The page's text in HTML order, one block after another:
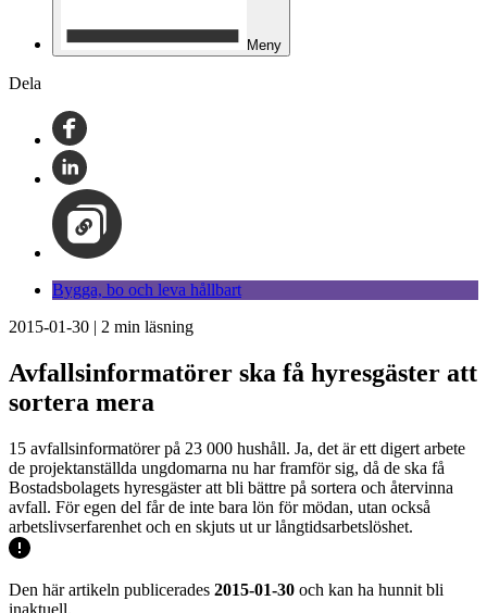
Meny
Dela
Bygga, bo och leva hållbart
2015-01-30 | 2 min läsning
Avfallsinformatörer ska få hyresgäster att
sortera mera
15 avfallsinformatörer på 23 000 hushåll. Ja, det är ett digert arbete
de projektanställda ungdomarna nu har framför sig, då de ska få
Bostadsbolagets hyresgäster att bli bättre på sortera och återvinna
avfall. För egen del får de inte bara lön för mödan, utan också
arbetslivserfarenhet och en skjuts ut ur långtidsarbetslöshet.
Den här artikeln publicerades 2015-01-30 och kan ha hunnit bli
inaktuell.